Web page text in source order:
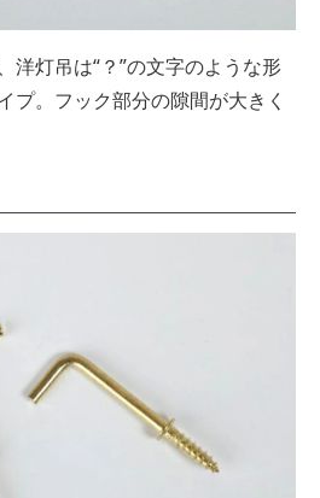
洋灯吊は“？”の文字のような形
プ。フック部分の隙間が大きく